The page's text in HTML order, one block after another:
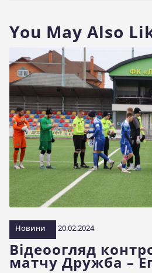
You May Also
Новини 20.02.2024
Відеоогляд
матчу Дружба –